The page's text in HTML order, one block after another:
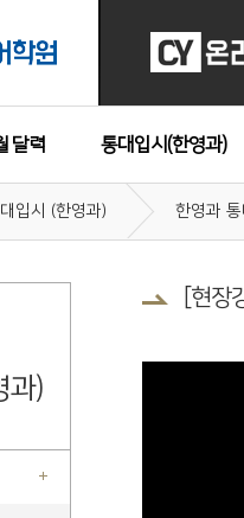
달력 통대입시(한영과)
입시 (한영과) 한영과
과)
[현장